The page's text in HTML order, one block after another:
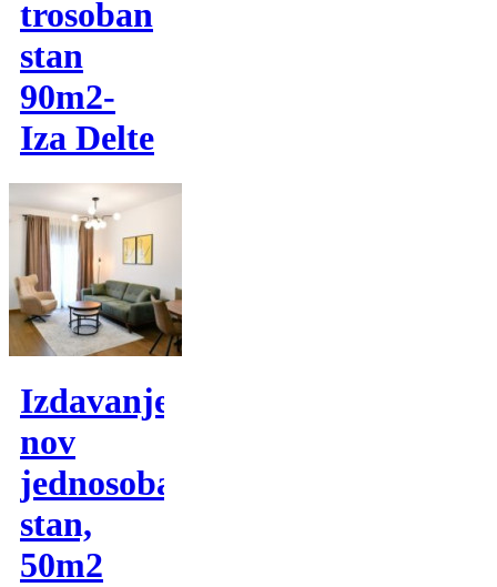
trosoban
stan
90m2-
Iza Delte
Izdavanje,
nov
jednosoban
stan,
50m2